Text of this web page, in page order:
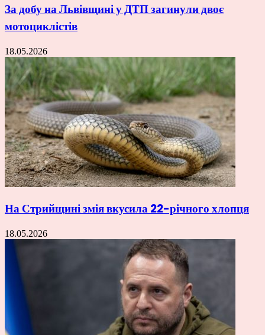
За добу на Львівщині у ДТП загинули двоє
мотоциклістів
18.05.2026
На Стрийщині змія вкусила 22-річного хлопця
18.05.2026